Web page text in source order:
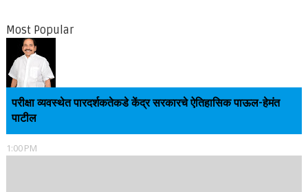
Most Popular
परीक्षा व्यवस्थेत पारदर्शकतेकडे केंद्र सरकारचे ऐतिहासिक पाऊल-हेमंत
पाटील
1:00 PM